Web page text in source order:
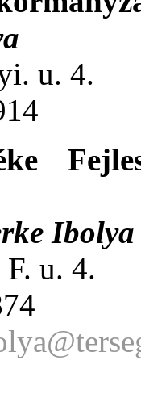
u. 4.
Ibolya
u. 4.